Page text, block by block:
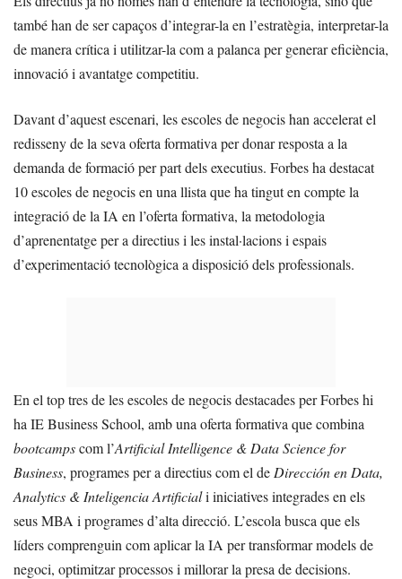
també han de ser capaços d’integrar-la en l’estratègia, interpretar-la
de manera crítica i utilitzar-la com a palanca per generar eficiència,
innovació i avantatge competitiu.
Davant d’aquest escenari, les escoles de negocis han accelerat el
redisseny de la seva oferta formativa per donar resposta a la
demanda de formació per part dels executius. Forbes ha destacat
10 escoles de negocis en una llista que ha tingut en compte la
integració de la IA en l’oferta formativa, la metodologia
d’aprenentatge per a directius i les instal·lacions i espais
d’experimentació tecnològica a disposició dels professionals.
En el top tres de les escoles de negocis destacades per Forbes hi
ha IE Business School, amb una oferta formativa que combina
bootcampscom l’Artificial Intelligence & Data Science for
Business, programes per a directius com el de Dirección en Data,
Analytics & Inteligencia Artificiali iniciatives integrades en els
seus MBA i programes d’alta direcció. L’escola busca que els
líders comprenguin com aplicar la IA per transformar models de
negoci, optimitzar processos i millorar la presa de decisions.